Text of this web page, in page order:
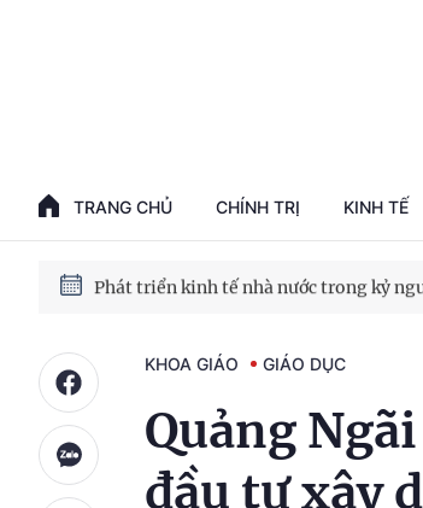
TRANG CHỦ CHÍNH TRỊ KINH TẾ
Phát triển nhà ở cho thuê - Trụ cột
Phát triển kinh tế nhà nước trong kỷ
KHOA GIÁO GIÁO DỤC
Quảng
đầu tư xây